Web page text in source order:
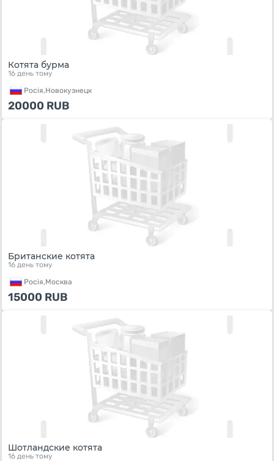
Котята бурма
16 день тому
Росiя,Новокузнецк
20000 RUB
Британские котята
16 день тому
Росiя,Москва
15000 RUB
Шотландские котята
16 день тому